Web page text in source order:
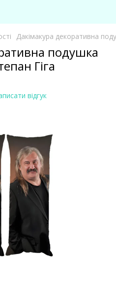
Дакімакура декоративна
подушка
Гіга
відгук